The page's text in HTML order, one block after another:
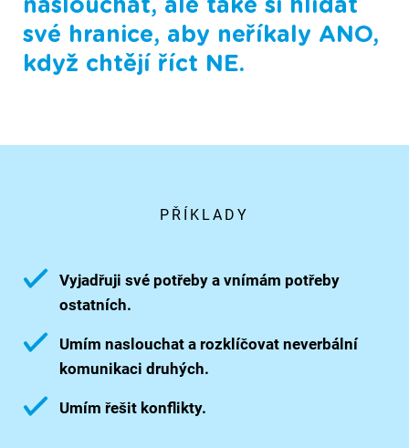
naslouchat, ale také si hlídat
své hranice, aby neříkaly ANO,
když chtějí říct NE.
PŘÍKLADY
Vyjadřuji své potřeby a vnímám potřeby
ostatních.
Umím naslouchat a rozklíčovat neverbální
komunikaci druhých.
Umím řešit konflikty.